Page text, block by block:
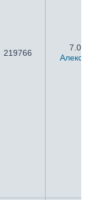
219766